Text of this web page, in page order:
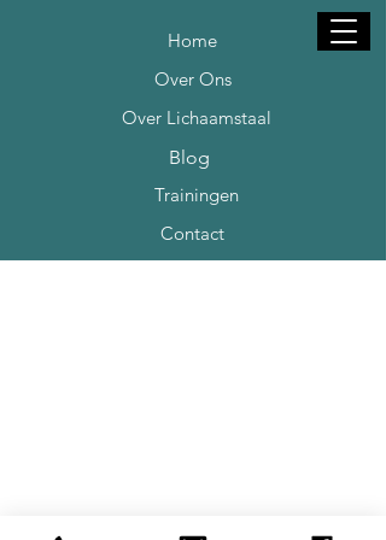
Home
Over Ons
Over Lichaamstaal
Blog
Trainingen
Contact